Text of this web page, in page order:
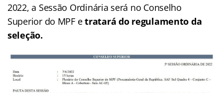
2022, a Sessão Ordinária será no Conselho
Superior do MPF etratará do regulamento da
seleção.